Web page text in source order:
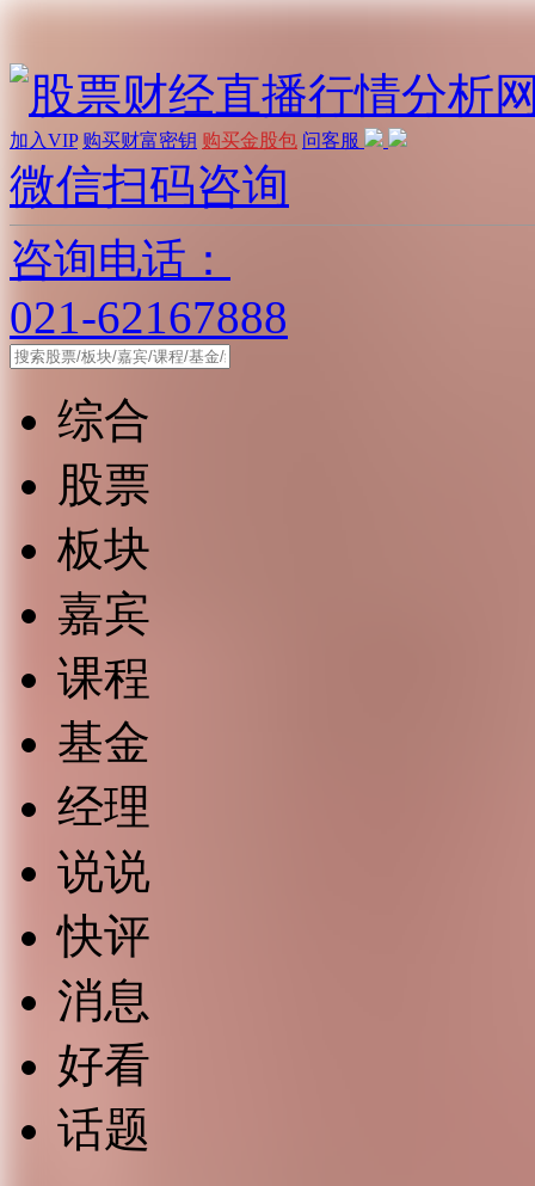
加入VIP 购买财富密钥 购买金股包 问客服
微信扫码咨询
咨询电话：
021-62167888
综合
股票
板块
嘉宾
课程
基金
经理
说说
快评
消息
好看
话题